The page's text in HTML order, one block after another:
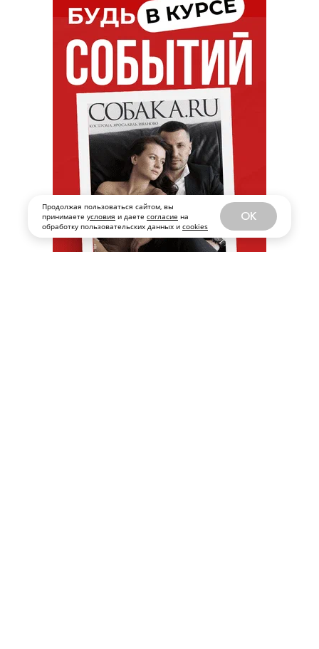
Продолжая пользоваться сайтом, вы
принимаете условия и даете согласие на
обработку пользовательских данных и cookies
OK